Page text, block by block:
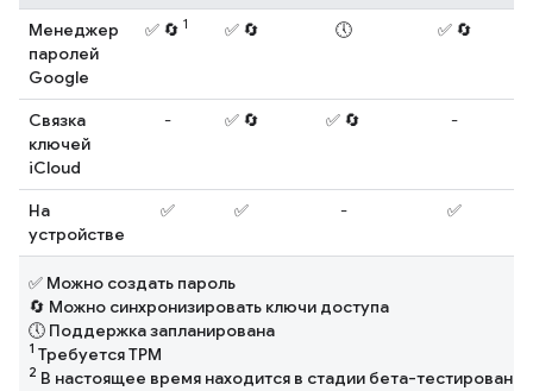
Менеджер
паролей
Google
✅ 🔄 1 ✅ 🔄 🕔 ✅ 🔄
Связка
ключей
iCloud
- ✅ 🔄 ✅ 🔄 -
На
устройстве
✅ ✅ - ✅
✅ Можно создать пароль
🔄 Можно синхронизировать ключи доступа
🕔 Поддержка запланирована
1 Требуется TPM
2 В настоящее время находится в стадии бета-тестирования